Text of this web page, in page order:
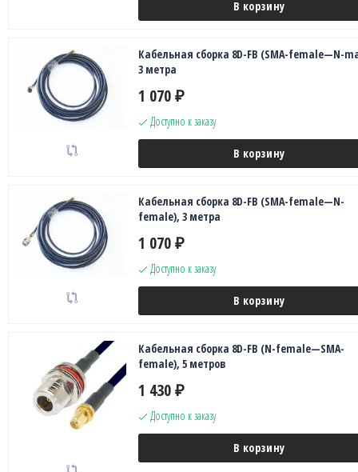
В корзину
Кабельная сборка 8D-FB (SMA-female—N-
3 метра
1 070 ₽
Доступно к заказу
В корзину
Кабельная сборка 8D-FB (SMA-female—N-
female), 3 метра
1 070 ₽
Доступно к заказу
В корзину
Кабельная сборка 8D-FB (N-female—SMA-
female), 5 метров
1 430 ₽
Доступно к заказу
В корзину